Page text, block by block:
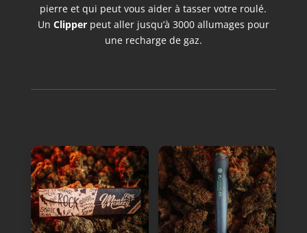
pierre et qui peut vous aider à tasser votre roulé.
Un Clipperpeut aller jusqu’à 3000 allumages pour
une recharge de gaz.